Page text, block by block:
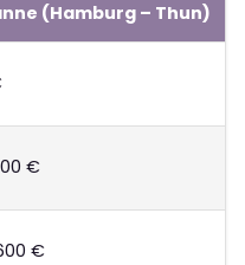
(Hamburg – Thun)
€
€